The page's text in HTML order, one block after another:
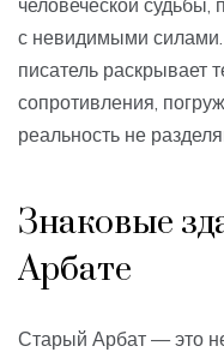
человеческой
с невидимыми
писатель раскрывает
сопротивления,
реальность не
Знаковые
Арбате
Старый Арбат — это